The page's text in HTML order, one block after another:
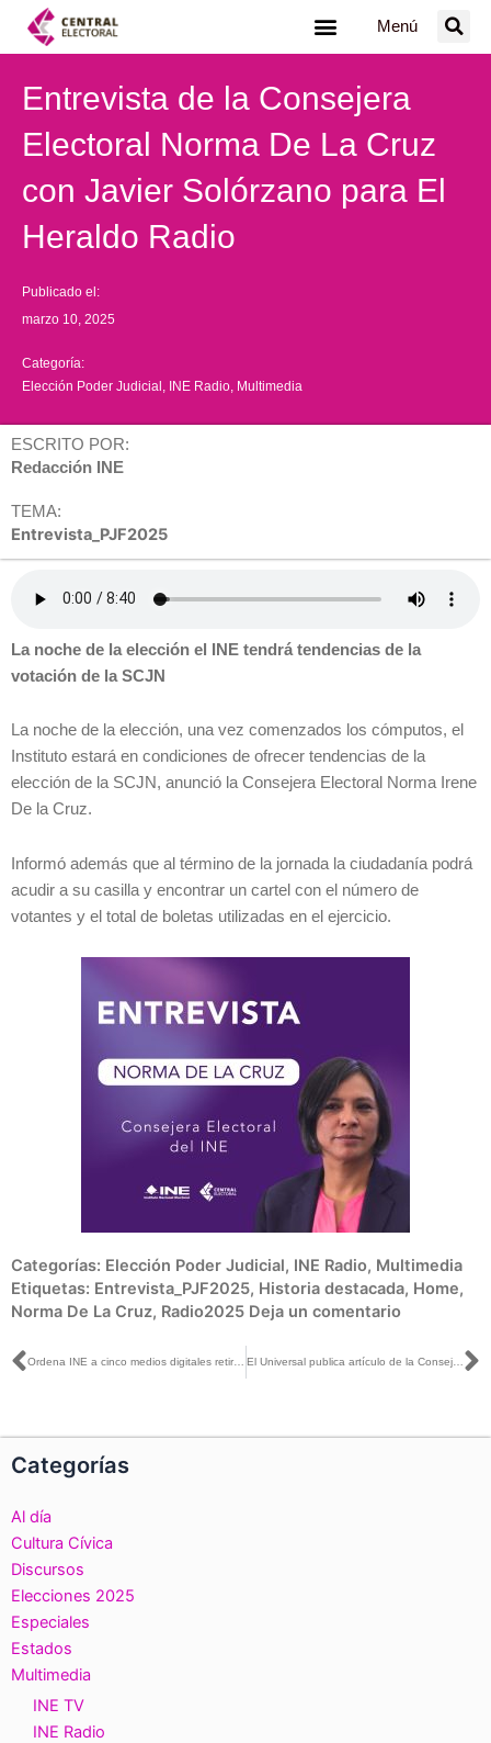
Menú
Entrevista de la Consejera
Electoral Norma De La Cruz
con Javier Solórzano para El
Heraldo Radio
Publicado el:
marzo 10, 2025
Categoría:
Elección Poder Judicial INE Radio Multimedia
ESCRITO POR:
Redacción INE
TEMA:
Entrevista_PJF2025
La noche de la elección el INE tendrá tendencias de la
votación de la SCJN
La noche de la elección, una vez comenzados los cómputos, el
Instituto estará en condiciones de ofrecer tendencias de la
elección de la SCJN, anunció la Consejera Electoral Norma Irene
De la Cruz.
Informó además que al término de la jornada la ciudadanía podrá
acudir a su casilla y encontrar un cartel con el número de
votantes y el total de boletas utilizadas en el ejercicio.
Categorías: Elección Poder Judicial, INE Radio, Multimedia
Etiquetas: Entrevista_PJF2025, Historia destacada, Home,
Norma De La Cruz, Radio2025 Deja un comentario
Ant El Universal publica artículo de la Consejera Electoral Carla Humphrey
Categorías
Al día
Cultura Cívica
Discursos
Elecciones 2025
Especiales
Estados
Multimedia
INE TV
INE Radio